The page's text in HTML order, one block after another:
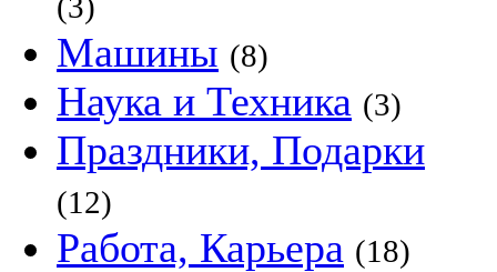
Машины (8)
Наука и Техника (3)
Праздники, Подарки
(12)
Работа, Карьера (18)